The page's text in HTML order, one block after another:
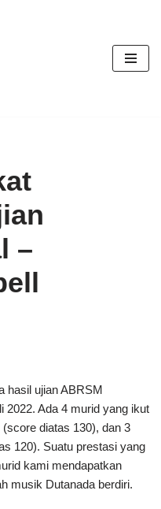
–
hasil ujian ABRSM
2022. Ada 4 murid yang ikut
diatas 130), dan 3
120). Suatu prestasi yang
kami mendapatkan
musik Dutanada berdiri.